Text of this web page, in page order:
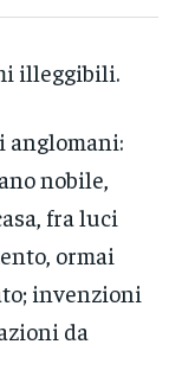
illeggibili.
anglomani:
nobile,
fra luci
ormai
invenzioni
da